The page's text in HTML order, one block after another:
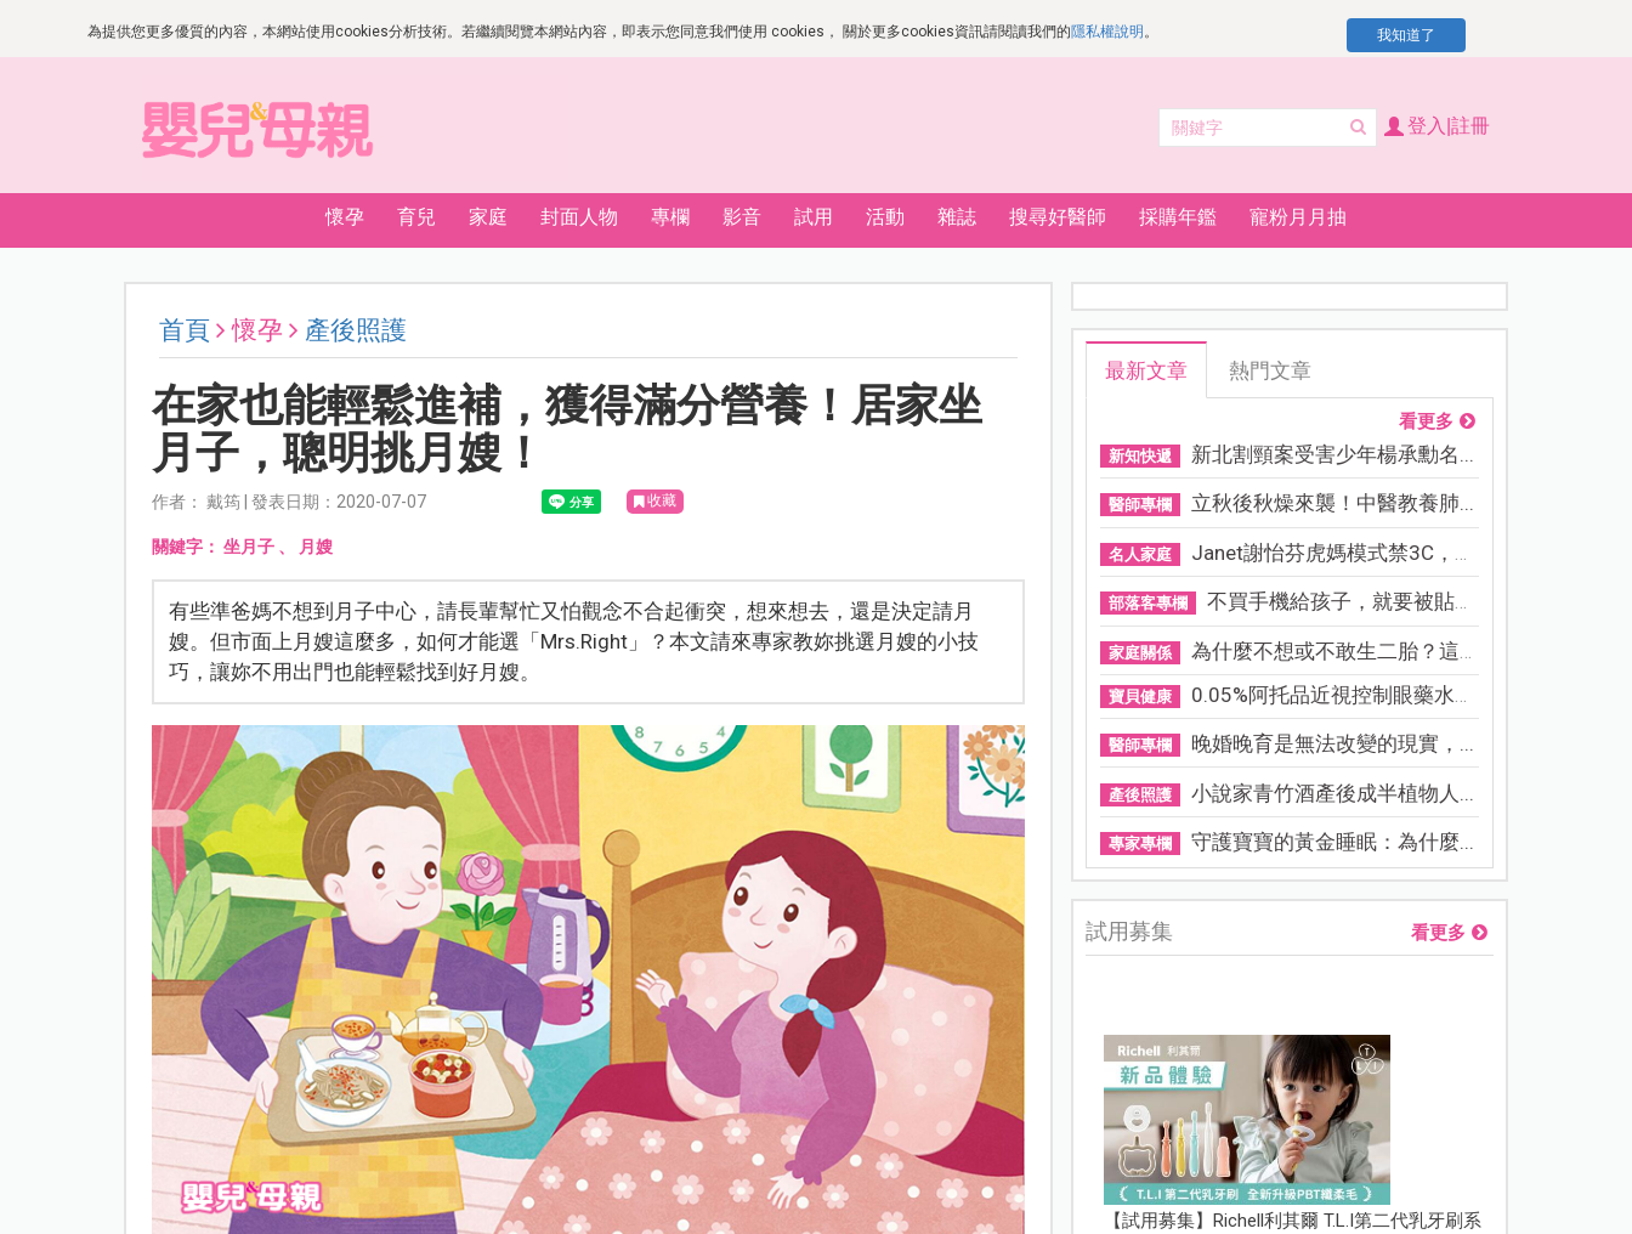
為提供您更多優質的內容，本網站使用cookies分析技術。若繼續閱覽本網站內容，即表示您同意我們使用 cookies， 關於更多cookies資訊請閱讀我們的隱私權說明 。 我知道了
登入|註冊
懷孕 育兒 家庭 封面人物 專欄 影音 試用 活動 雜誌 搜尋好醫師 採購年鑑 寵粉月月抽
首頁 懷孕 產後照護
在家也能輕鬆進補，獲得滿分營養！居家坐
月子，聰明挑月嫂！
作者： 戴筠 | 發表日期：2020-07-07 收藏
關鍵字： 坐月子、 月嫂
有些準爸媽不想到月子中心，請長輩幫忙又怕觀念不合起衝突，想來想去，還是決定請月
嫂。但市面上月嫂這麼多，如何才能選「Mrs.Right」？本文請來專家教妳挑選月嫂的小技
巧，讓妳不用出門也能輕鬆找到好月嫂。
最新文章 熱門文章
看更多
新知快遞 新北割頸案受害少年楊承勳名...
醫師專欄 立秋後秋燥來襲！中醫教養肺...
名人家庭 Janet謝怡芬虎媽模式禁3C，看...
部落客專欄 不買手機給孩子，就要被貼「...
家庭關係 為什麼不想或不敢生二胎？這8...
寶貝健康 0.05%阿托品近視控制眼藥水納...
醫師專欄 晚婚晚育是無法改變的現實，...
產後照護 小說家青竹酒產後成半植物人...
專家專欄 守護寶寶的黃金睡眠：為什麼...
試用募集 看更多
【試用募集】Richell利其爾 T.L.I第二代乳牙刷系